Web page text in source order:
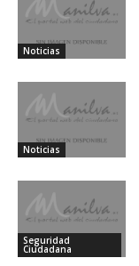
Noticias
Noticias
Seguridad
Ciudadana